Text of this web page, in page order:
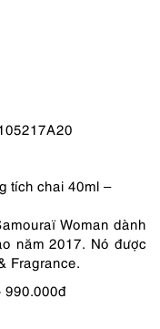
tích chai 40ml –
Woman dành
năm 2017. Nó được
Fragrance.
990.000đ